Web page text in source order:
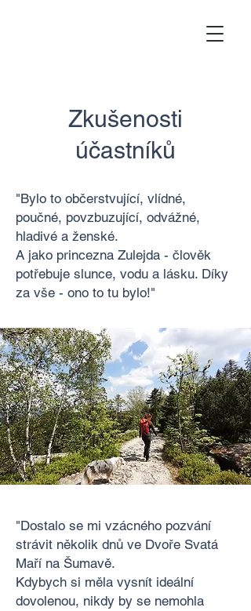
Zkušenosti
účastníků
"Bylo to občerstvující, vlídné,
poučné, povzbuzující, odvážné,
hladivé a ženské.
A jako princezna Zulejda - člověk
potřebuje slunce, vodu a lásku. Díky
za vše - ono to tu bylo!"
"Dostalo se mi vzácného pozvání
strávit několik dnů ve Dvoře Svatá
Maří na Šumavě.
Kdybych si měla vysnít ideální
dovolenou, nikdy by se nemohla